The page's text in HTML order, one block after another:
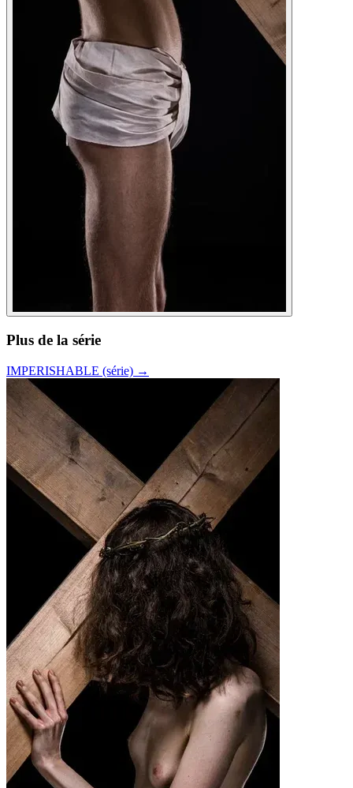
Plus de la série
IMPERISHABLE (série) →